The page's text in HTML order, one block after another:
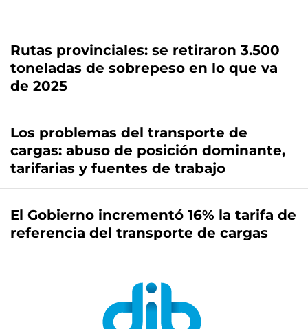
Rutas provinciales: se retiraron 3.500
toneladas de sobrepeso en lo que va
de 2025
Los problemas del transporte de
cargas: abuso de posición dominante,
tarifarias y fuentes de trabajo
El Gobierno incrementó 16% la tarifa de
referencia del transporte de cargas